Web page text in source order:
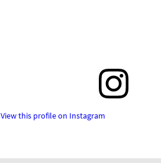
View this profile on Instagram